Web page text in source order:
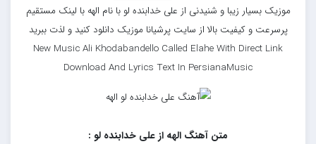
موزیک بسیار زیبا و شنیدنی از علی خدابنده لو با نام الهه با لینک مستقیم
پرسرعت و کیفیت بالا از سایت پرشیانا موزیک دانلود کنید و لذت ببرید
New Music Ali Khodabandello Called Elahe With Direct Link
Download And Lyrics Text In PersianaMusic
متن آهنگ الهه از علی خدابنده لو :